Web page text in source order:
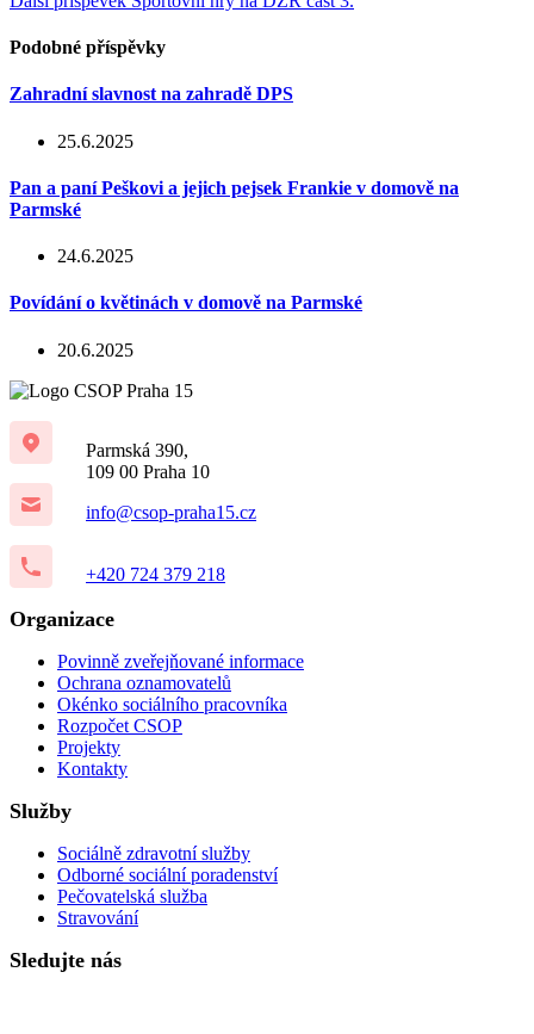
Podobné příspěvky
Zahradní slavnost na zahradě DPS
25.6.2025
Pan a paní Peškovi a jejich pejsek Frankie v domově na
Parmské
24.6.2025
Povídání o květinách v domově na Parmské
20.6.2025
Parmská 390,
109 00 Praha 10
info@csop-praha15.cz
+420 724 379 218
Organizace
Povinně zveřejňované informace
Ochrana oznamovatelů
Okénko sociálního pracovníka
Rozpočet CSOP
Projekty
Kontakty
Služby
Sociálně zdravotní služby
Odborné sociální poradenství
Pečovatelská služba
Stravování
Sledujte nás